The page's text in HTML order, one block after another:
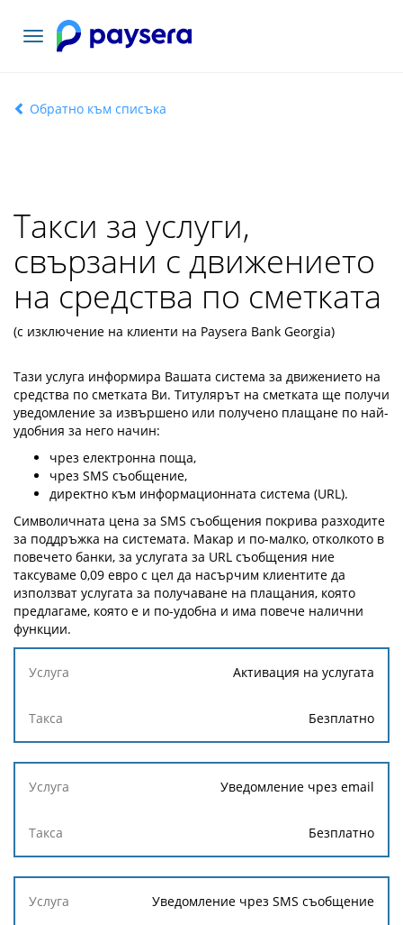
Включване
Обратно към списъка
Такси за услуги,
свързани с движението
на средства по сметката
(с изключение на клиенти на Paysera Bank Georgia)
Тази услуга информира Вашата система за движението на
средства по сметката Ви. Титулярът на сметката ще получи
уведомление за извършено или получено плащане по най-
удобния за него начин:
чрез електронна поща,
чрез SMS съобщение,
директно към информационната система (URL).
Символичната цена за SMS съобщения покрива разходите
за поддръжка на системата. Макар и по-малко, отколкото в
повечето банки, за услугата за URL съобщения ние
таксуваме 0,09 евро с цел да насърчим клиентите да
използват услугата за получаване на плащания, която
предлагаме, която е и по-удобна и има повече налични
функции.
Услуга
Такса
Активация на услугата
Безплатно
Уведомление чрез email
Безплатно
Уведомление чрез SMS съобщение